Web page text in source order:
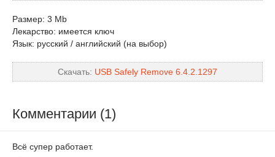
Размер: 3 Mb
Лекарство: имеется ключ
Язык: русский / английский (на выбор)
Скачать: USB Safely Remove 6.4.2.1297
Комментарии (1)
Всё супер работает.